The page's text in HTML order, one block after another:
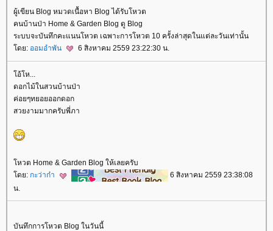
ผู้เขียน Blog หมวดเนื้อหา Blog ได้รับโหวต
คนบ้านป่า Home & Garden Blog ดู Blog
ระบบจะบันทึกคะแนนโหวต เฉพาะการโหวต 10 ครั้งล่าสุดในแต่ละวันเท่านั้น
ดย: ออมอำพัน 6 สิงหาคม 2559 23:22:30 น.
อ้โห...
ดอกไม้ในสวนบ้านป่า
ค่อยๆทยอยออกดอก
สวยงามมากครับพี่ภา
หวต Home & Garden Blog ให้เลยครับ
ดย: กะว่าก๋า
6 สิงหาคม 2559 23:38:08
น.
บันทึกการโหวต Blog ในวันนี้